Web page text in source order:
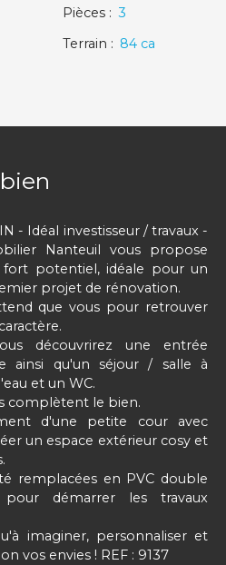
Pièces : 3
Terrain : 84 ca
- Idéal investisseur / travaux -
Nanteuil vous propose
potentiel, idéale pour un
projet de rénovation.
que vous pour retrouver
découvrirez une entrée
ainsi qu'un séjour / salle à
et un WC.
complètent le bien.
d'une petite cour avec
un espace extérieur cosy et
remplacées en PVC double
démarrer les travaux
imaginer, personnaliser et
vos envies ! REF : 9137